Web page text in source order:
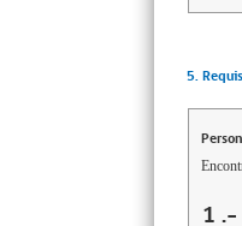
5.
1 .-